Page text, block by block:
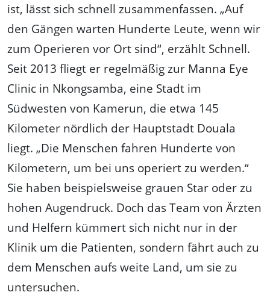
ist, lässt sich schnell zusammenfassen. „Auf
den Gängen warten Hunderte Leute, wenn wir
zum Operieren vor Ort sind“, erzählt Schnell.
Seit 2013 fliegt er regelmäßig zur Manna Eye
Clinic in Nkongsamba, eine Stadt im
Südwesten von Kamerun, die etwa 145
Kilometer nördlich der Hauptstadt Douala
liegt. „Die Menschen fahren Hunderte von
Kilometern, um bei uns operiert zu werden.“
Sie haben beispielsweise grauen Star oder zu
hohen Augendruck. Doch das Team von Ärzten
und Helfern kümmert sich nicht nur in der
Klinik um die Patienten, sondern fährt auch zu
dem Menschen aufs weite Land, um sie zu
untersuchen.